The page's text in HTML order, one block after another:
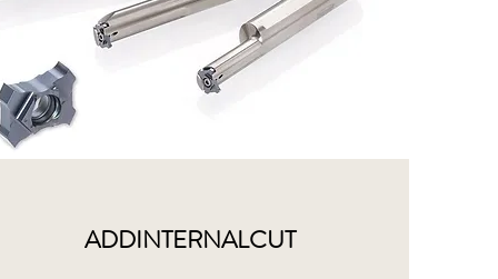
ADDINTERNALCUT